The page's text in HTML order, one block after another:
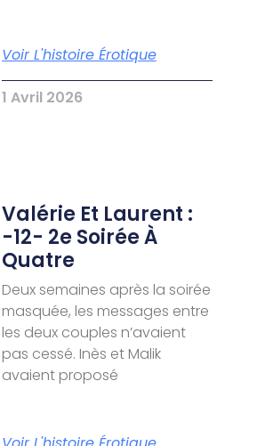
Voir L'histoire Érotique
1 Avril 2026
Valérie Et Laurent :
-12- 2e Soirée À
Quatre
Deux semaines après la soirée
masquée, les messages entre
les deux couples n’avaient
pas cessé. Inès et Malik
avaient proposé